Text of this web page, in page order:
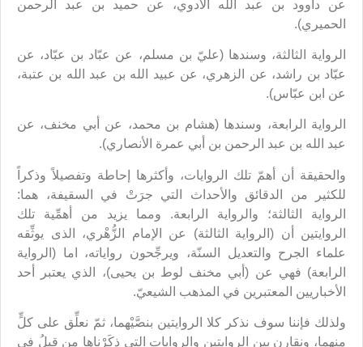
عن داوود بن عبد الله الأدوي، عن حميد بن عبد الرحمن
الحميري).
الرواية الثالثة، وسندها (عليّ بن مسلم، عن عبّاد بن عبّاد، عن
عبّاد بن راشد، عن الزهري، عن عبيد الله بن عبد الله بن عتبة،
عن ابن عبّاس).
الرواية الرابعة، وسندها (هشام بن محمد، عن أبي مخنف، عن
عبد الله بن عبد الرحمن بن أبي عمرة الأنصاري).
والحقيقة أن أهمّ تلك الروايات، وأكثرها إحاطة وتفصيلاً وذكراً
للكثير من الدقائق والأحداث التي جرَتْ في السقيفة، هما:
الرواية الثالثة؛ والرواية الرابعة. ومما يزيد من أهمِّية تلك
الروايتين أن (الرواية الثالثة) عن الإمام الزُّهْري، الذى يوثِّقه
علماء الجرح والتعديل السنّة، ويرجِّحون رواياته، اما (الرواية
الرابعة) فهي عن (أبي مخنف لوط بن يحيى)، الذي يعتبر أحد
الأخباريين المعتبرين في المذهب الشيعيّ.
ولذلك فإننا سوف نذكر كلا الروايتين بنصَّيْهما، ثمّ نعلِّق على كلٍّ
منهما، ونقارن بين الروايتين والروايات التي ذكَرْناها من قبلُ في